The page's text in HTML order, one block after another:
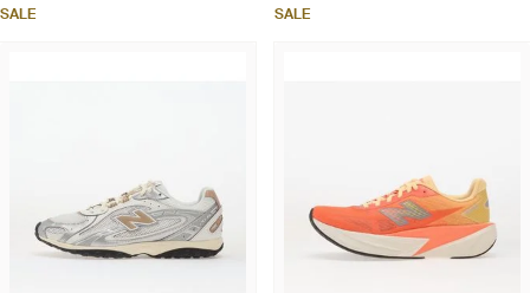
SALE SALE